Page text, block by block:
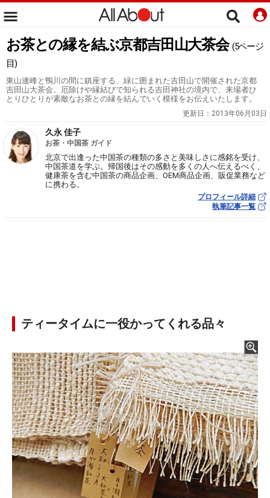
お茶との縁を結ぶ京都吉田山大茶会 (5ページ
目)
東山連峰と鴨川の間に鎮座する、緑に囲まれた吉田山で開催された京都
吉田山大茶会。厄除けや縁結びで知られる吉田神社の境内で、来場者ひ
とりひとりが素敵なお茶との縁を結んでいく模様をお伝えいたします。
更新日： 2013年06月03日
久永 佳子
お茶・中国茶 ガイド
北京で出逢った中国茶の種類の多さと美味しさに感銘を受け、
中国茶道を学ぶ。帰国後はその感動を多くの人へ伝えるべく、
健康茶を含む中国茶の商品企画、OEM商品企画、販促業務など
に携わる。
プロフィール詳細
執筆記事一覧
ティータイムに一役かってくれる品々